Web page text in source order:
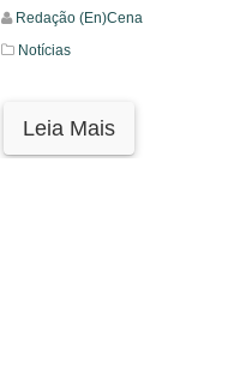
Redação (En)Cena
Notícias
Leia Mais